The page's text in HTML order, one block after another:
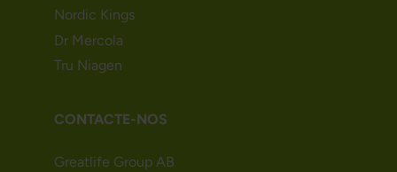
Nordic Kings
Dr Mercola
Tru Niagen
CONTACTE-NOS
Greatlife Group AB